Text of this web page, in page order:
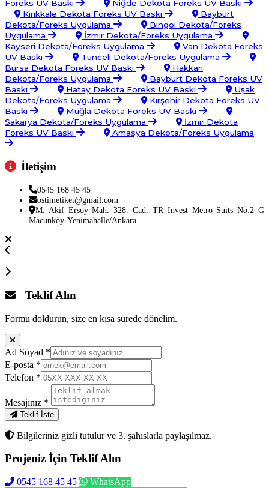
Foreks UV Baskı
Niğde Dekota Foreks UV Baskı
Kırıkkale Dekota Foreks UV Baskı
Bayburt
Dekota/Foreks Uygulama
Bingöl Dekota/Foreks
Uygulama
İzmir Dekota/Foreks Uygulama
Kayseri Dekota/Foreks Uygulama
Van Dekota Foreks
UV Baskı
Tunceli Dekota/Foreks Uygulama
Bursa Dekota Foreks UV Baskı
Hakkari
Dekota/Foreks Uygulama
Bayburt Dekota Foreks UV
Baskı
Hatay Dekota Foreks UV Baskı
Uşak
Dekota/Foreks Uygulama
Kırşehir Dekota Foreks UV
Baskı
Muğla Dekota Foreks UV Baskı
Sakarya Dekota/Foreks Uygulama
İzmir Dekota
Foreks UV Baskı
Amasya Dekota/Foreks Uygulama
İletişim
0545 168 45 45
ostimetiket@gmail.com
M. Akif Ersoy Mah. 328. Cad. TR Invest Metro Suits No:2 G
Macunköy-Yenimahalle/Ankara
Teklif Alın
Formu doldurun, size en kısa sürede dönelim.
Ad Soyad *
E-posta *
Telefon *
Mesajınız *
Teklif İste
Bilgileriniz gizli tutulur ve 3. şahıslarla paylaşılmaz.
Projeniz İçin Teklif Alın
0545 168 45 45 WhatsApp